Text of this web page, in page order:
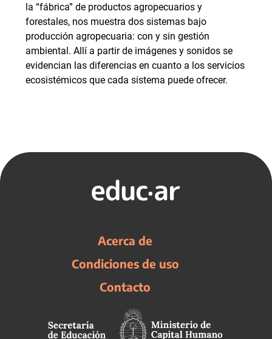
la “fábrica” de productos agropecuarios y
forestales, nos muestra dos sistemas bajo
producción agropecuaria: con y sin gestión
ambiental. Allí a partir de imágenes y sonidos se
evidencian las diferencias en cuanto a los servicios
ecosistémicos que cada sistema puede ofrecer.
Acerca de
Condiciones de uso
Contacto